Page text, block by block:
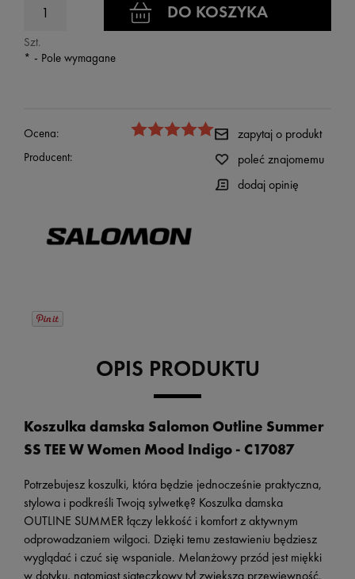
Szt.
DO KOSZYKA
* - Pole wymagane
Ocena:
Producent:
zapytaj o produkt
poleć znajomemu
dodaj opinię
OPIS PRODUKTU
Koszulka damska Salomon Outline Summer
SS TEE W Women Mood Indigo - C17087
Potrzebujesz koszulki, która będzie jednocześnie praktyczna,
stylowa i podkreśli Twoją sylwetkę? Koszulka damska
OUTLINE SUMMER łączy lekkość i komfort z aktywnym
odprowadzaniem wilgoci. Dzięki temu zestawieniu będziesz
wyglądać i czuć się wspaniale. Melanżowy przód jest miękki
w dotyku, natomiast siateczkowy tył zwiększa przewiewność.